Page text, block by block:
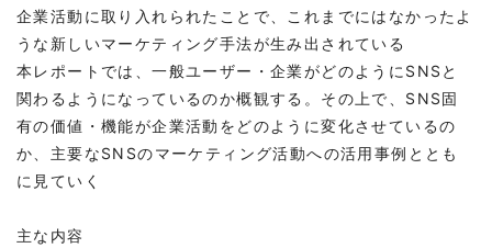
企業活動に取り入れられたことで、これまでにはなかったよ
うな新しいマーケティング手法が生み出されている
本レポートでは、一般ユーザー・企業がどのようにSNSと
関わるようになっているのか概観する。その上で、SNS固
有の価値・機能が企業活動をどのように変化させているの
か、主要なSNSのマーケティング活動への活用事例ととも
に見ていく
主な内容